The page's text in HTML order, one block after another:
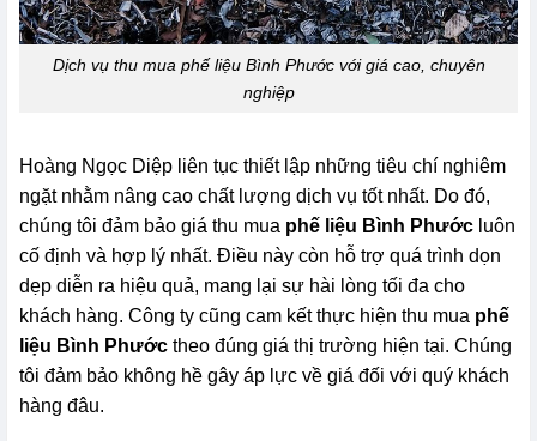
Dịch vụ thu mua phế liệu Bình Phước với giá cao, chuyên
nghiệp
Hoàng Ngọc Diệp liên tục thiết lập những tiêu chí nghiêm
ngặt nhằm nâng cao chất lượng dịch vụ tốt nhất. Do đó,
chúng tôi đảm bảo giá thu mua phế liệu Bình Phướcluôn
cố định và hợp lý nhất. Điều này còn hỗ trợ quá trình dọn
dẹp diễn ra hiệu quả, mang lại sự hài lòng tối đa cho
khách hàng. Công ty cũng cam kết thực hiện thu mua phế
liệu Bình Phướctheo đúng giá thị trường hiện tại. Chúng
tôi đảm bảo không hề gây áp lực về giá đối với quý khách
hàng đâu.